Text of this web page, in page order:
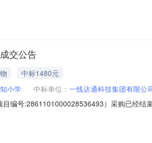
采购单位名称:南京市浦口区行知小学采购单
交公告
中标1480元
小学 中标单位： 一线达通科技集团有限公
编号:2861101000028536493）采购已经
采购单位名称:南京市浦口区行知小学采购单